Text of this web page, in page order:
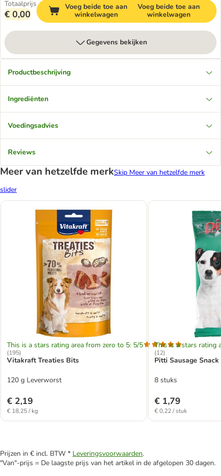
Totaalprijs
€ 0,00
Voeg beide toe aan
winkelwagen
Voeg beide toe aan
winkelwagen
Gegevens bekijken
Productbeschrijving
Ingrediënten
Voedingsadvies
Reviews
Meer van hetzelfde merkSkip Meer van hetzelfde merk
slider
This is a stars rating area from zero to 5: 5/5
(195)
Vitakraft Treaties Bits
120 g Leverworst
€ 2,19
€ 18,25 / kg
This is a stars rating
(12)
Pitti Sausage
8 stuks
€ 1,79
€ 0,22 / stuk
Prijzen in € incl. BTW * Leveringsvoorwaarden.
"Van"-prijs = De laagste prijs van het artikel in de afgelopen 30 dagen.